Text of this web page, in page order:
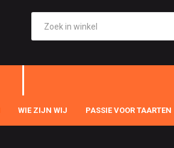
WIE ZIJN WIJ PASSIE VOOR TAARTEN